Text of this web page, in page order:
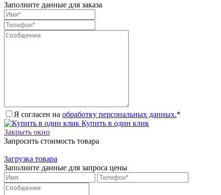
Заполните данные для заказа
Я согласен на обработку персональных данных.*
Купить в один клик
Закрыть окно
Запросить стоимость товара
Загрузка товара
Заполните данные для запроса цены